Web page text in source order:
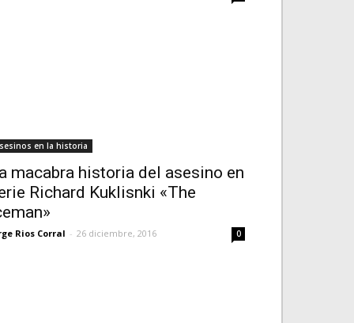
en la historia
macabra historia del asesino en
Richard Kuklisnki «The
Rios Corral - 26 diciembre, 2016 0